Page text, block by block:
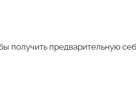
получить предварительную